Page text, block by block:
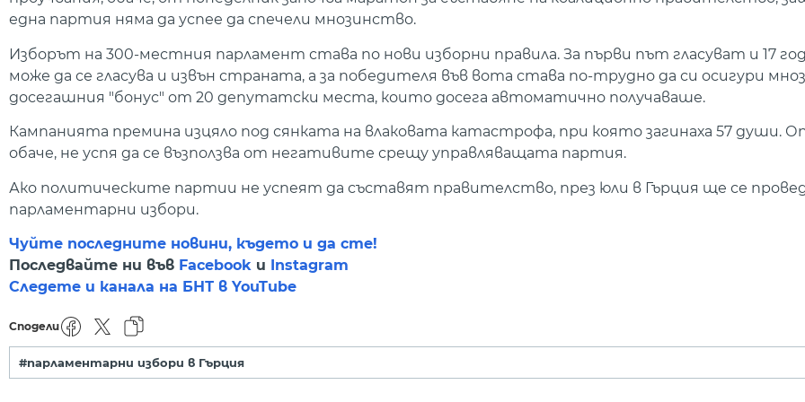
една партия няма да успее да спечели мнозинство.
Изборът на 300-местния парламент става по нови изборни правила. За първи път гласуват и 17
може да се гласува и извън страната, а за победителя във вота става по-трудно да си осигури
досегашния "бонус" от 20 депутатски места, които досега автоматично получаваше.
Кампанията премина изцяло под сянката на влаковата катастрофа, при която загинаха 57 души.
обаче, не успя да се възползва от негативите срещу управляващата партия.
Ако политическите партии не успеят да съставят правителство, през юли в Гърция ще се
парламентарни избори.
Чуйте последните новини, където и да сте!
Последвайте ни във Facebook и Instagram
Следете и канала на БНТ в YouTube
Сподели
#парламентарни избори в Гърция